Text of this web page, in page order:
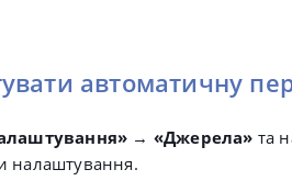
автоматичну
→ «Джерела» та
налаштування.